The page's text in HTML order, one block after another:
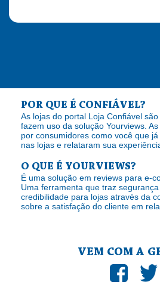
POR QUE É CONFIÁVEL?
As lojas do portal Loja Confiável
fazem uso da solução Yourviews.
por consumidores como você que
nas lojas e relataram sua
O QUE É YOURVIEWS?
É uma solução em reviews para e-
Uma ferramenta que traz
credibilidade para lojas através da
sobre a satisfação do cliente em
VEM COM A